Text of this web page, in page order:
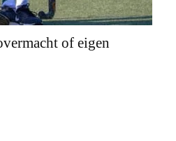
of eigen